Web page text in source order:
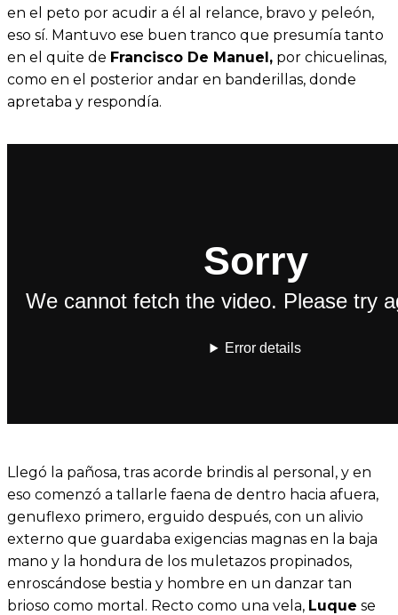
en el peto por acudir a él al relance, bravo y peleón,
eso sí. Mantuvo ese buen tranco que presumía tanto
en el quite de Francisco De Manuel, por chicuelinas,
como en el posterior andar en banderillas, donde
apretaba y respondía.
Llegó la pañosa, tras acorde brindis al personal, y en
eso comenzó a tallarle faena de dentro hacia afuera,
genuflexo primero, erguido después, con un alivio
externo que guardaba exigencias magnas en la baja
mano y la hondura de los muletazos propinados,
enroscándose bestia y hombre en un danzar tan
brioso como mortal. Recto como una vela, Luque se